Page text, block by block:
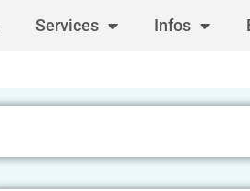
Services Infos